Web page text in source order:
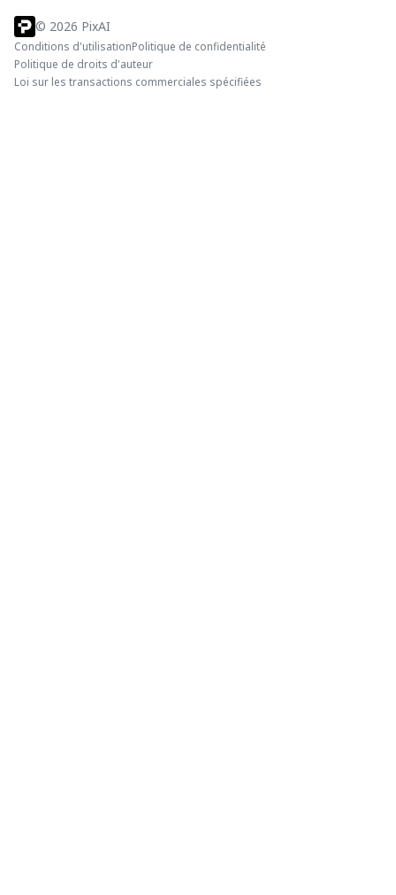
© 2026 PixAI
Conditions d'utilisationPolitique de confidentialité
Politique de droits d'auteur
Loi sur les transactions commerciales spécifiées